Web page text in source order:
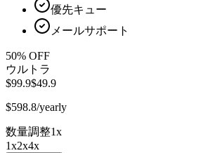
優先キュー
メールサポート
50% OFF
ウルトラ
$99.9$49.9
$598.8/yearly
数量調整1x
1x2x4x